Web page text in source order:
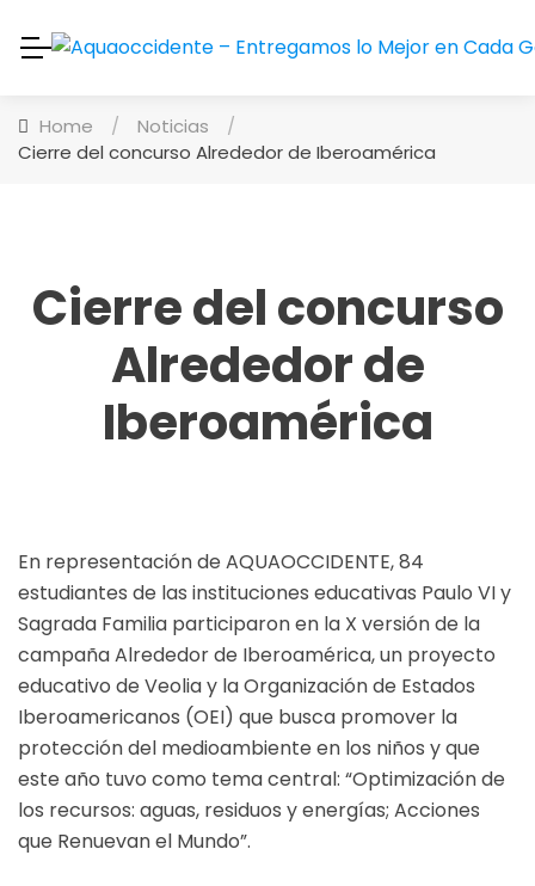
Home / Noticias
/
Cierre del concurso Alrededor de Iberoamérica
Cierre del concurso
Alrededor de
Iberoamérica
En representación de AQUAOCCIDENTE, 84
estudiantes de las instituciones educativas Paulo VI y
Sagrada Familia participaron en la X versión de la
campaña Alrededor de Iberoamérica, un proyecto
educativo de Veolia y la Organización de Estados
Iberoamericanos (OEI) que busca promover la
protección del medioambiente en los niños y que
este año tuvo como tema central: “Optimización de
los recursos: aguas, residuos y energías; Acciones
que Renuevan el Mundo”.